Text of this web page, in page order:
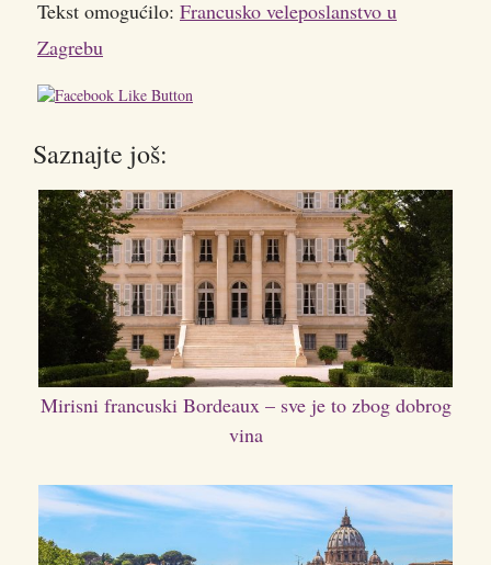
Tekst omogućilo: Francusko veleposlanstvo u
Zagrebu
Saznajte još:
Mirisni francuski Bordeaux – sve je to zbog dobrog
vina